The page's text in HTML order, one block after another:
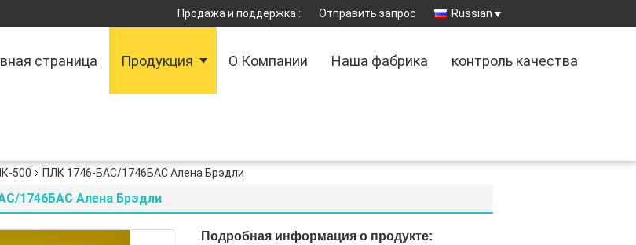
Продажа и поддержка : Отправить запрос Russian
страница Продукция О Компании Наша фабрика контроль качества
500 ПЛК 1746-БАС/1746БАС Алена Брэдли
1746БАС Алена Брэдли
Подробная информация о продукте: